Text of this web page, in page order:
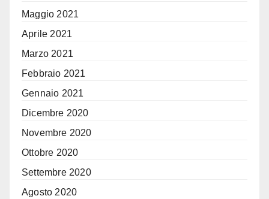
Maggio 2021
Aprile 2021
Marzo 2021
Febbraio 2021
Gennaio 2021
Dicembre 2020
Novembre 2020
Ottobre 2020
Settembre 2020
Agosto 2020